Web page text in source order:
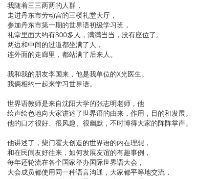
我随着三三两两的人群，
走进丹东市劳动宫的三楼礼堂大厅，
参加丹东市第一期的世界语初级学习班，
礼堂里面大约有300多人，满满当当，没有座位了。
两边和中间的过道都坐满了人，
连外面的走廊里，都站满了后来人。
我和我的朋友李国来，他是我单位的X光医生。
我俩相约一起来学习世界语。
世界语教师是来自沈阳大学的张志明老师，他
绘声绘色地向大家讲述了世界语的由来，作用，目的和发展。
他的口才很好、很风趣、很幽默，不时博得大家的阵阵掌声。
他讲述了，柴门霍夫创造的世界语的内在理想，
和在民间友好往来，如何发展友谊的有趣事例，
每年还轮流在各个国家举办国际世界语大会，
大会成员都使用同一种语言沟通，大家都平等地交流，